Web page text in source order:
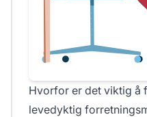
Hvorfor er det viktig å
levedyktig